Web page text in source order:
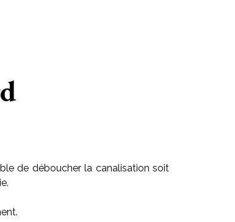
de déboucher la canalisation soit